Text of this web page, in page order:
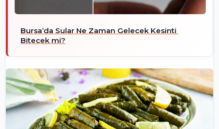
Bursa’da Sular Ne Zaman Gelecek Kesinti
Bitecek mi?